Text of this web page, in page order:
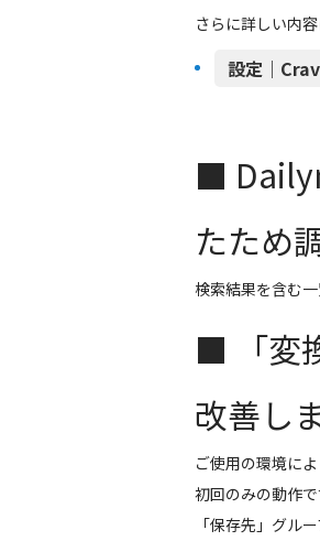
さらに詳しい内
設定｜
■
たため
検索結果を含む
■ 「変
改善し
ご使用の環境に
初回のみの動作
「保存先」グル